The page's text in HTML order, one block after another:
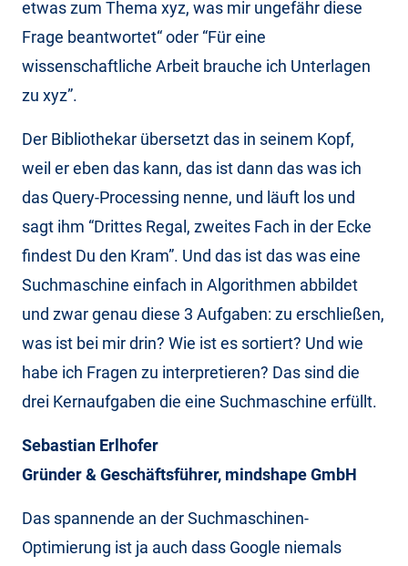
etwas zum Thema xyz, was mir ungefähr diese
Frage beantwortet“ oder “Für eine
wissenschaftliche Arbeit brauche ich Unterlagen
zu xyz”.
Der Bibliothekar übersetzt das in seinem Kopf,
weil er eben das kann, das ist dann das was ich
das Query-Processing nenne, und läuft los und
sagt ihm “Drittes Regal, zweites Fach in der Ecke
findest Du den Kram”. Und das ist das was eine
Suchmaschine einfach in Algorithmen abbildet
und zwar genau diese 3 Aufgaben: zu erschließen,
was ist bei mir drin? Wie ist es sortiert? Und wie
habe ich Fragen zu interpretieren? Das sind die
drei Kernaufgaben die eine Suchmaschine erfüllt.
Sebastian Erlhofer
Gründer & Geschäftsführer, mindshape GmbH
Das spannende an der Suchmaschinen-
Optimierung ist ja auch dass Google niemals